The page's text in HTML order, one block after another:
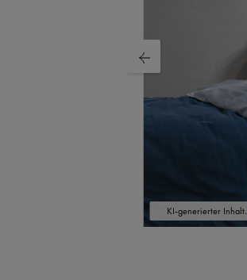
KI-generierter Inhalt.